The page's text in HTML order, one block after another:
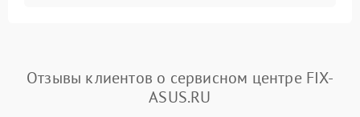
Отзывы клиентов о сервисном центре FIX-
ASUS.RU